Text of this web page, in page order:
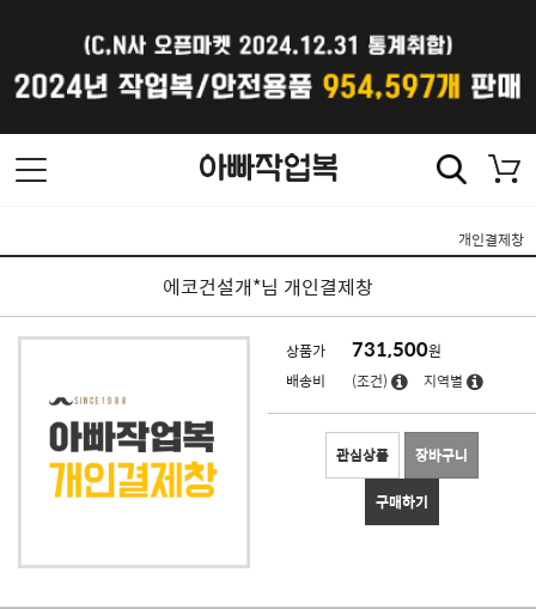
개인결제창
에코건설개*님 개인결제창
상품가 731,500원
배송비
(조건) 지역별
관심상품 장바구니
구매하기